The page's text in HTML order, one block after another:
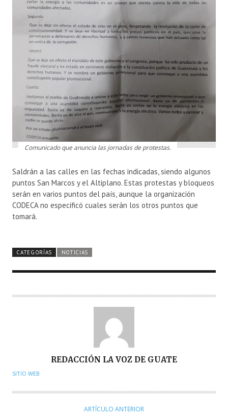
Comunicado que anuncia las jornadas de protestas.
Saldrán a las calles en las fechas indicadas, siendo algunos
puntos San Marcos y el Altiplano. Estas protestas y bloqueos
serán en varios puntos del país, aunque la organización
CODECA no especificó cuales serán los otros puntos que
tomará.
CATEGORÍAS NOTICIAS
U
O
REDACCIÓN LA VOZ DE GUATE
SITIO WEB
ARTÍCULO ANTERIOR